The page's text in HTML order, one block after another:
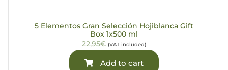
5 Elementos Gran Selección Hojiblanca Gift
Box 1x500 ml
22,95€ (VAT included)
Add to cart